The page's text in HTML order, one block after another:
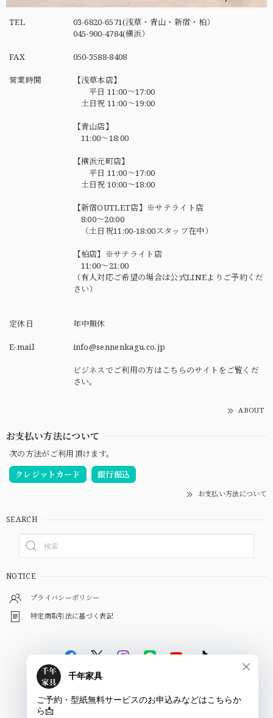
TEL
03-6820-6571(浅草・青山・新宿・柏）
045-900-4784(横浜）
FAX 050-3588-8408
営業時間
【浅草本店】
平日 11:00～17:00
土日祝 11:00～19:00
【青山店】
11:00～18:00
【横浜元町店】
平日 11:00～17:00
土日祝 10:00～18:00
【新宿OUTLET店】※サテライト店
8:00～20:00
（土日祝11:00-18:00スタッフ在中）
【柏店】※サテライト店
11:00～21:00
（有人対応ご希望の場合は公式LINEよりご予約くだ
さい）
定休日 年中無休
E-mail info@sennenkagu.co.jp
ビジネスでご利用の方はこちらのサイトをご覧くだ
さい。
ABOUT
お支払い方法について
次の方法がご利用頂けます。
クレジットカード
銀行振込
お支払い方法について
SEARCH
NOTICE
プライバシーポリシー
特定商取引法に基づく表記